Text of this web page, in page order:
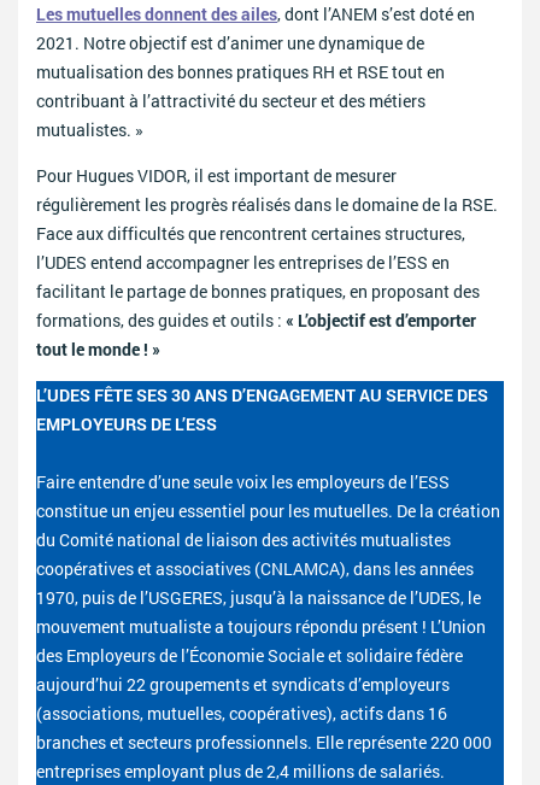
Les mutuelles donnent des ailes, dont l’ANEM s’est doté en
2021. Notre objectif est d’animer une dynamique de
mutualisation des bonnes pratiques RH et RSE tout en
contribuant à l’attractivité du secteur et des métiers
mutualistes. »
Pour Hugues VIDOR, il est important de mesurer
régulièrement les progrès réalisés dans le domaine de la RSE.
Face aux difficultés que rencontrent certaines structures,
l’UDES entend accompagner les entreprises de l’ESS en
facilitant le partage de bonnes pratiques, en proposant des
formations, des guides et outils : « L’objectif est d’emporter
tout le monde ! »
L’UDES FÊTE SES 30 ANS D’ENGAGEMENT AU SERVICE DES
EMPLOYEURS DE L’ESS
Faire entendre d’une seule voix les employeurs de l’ESS
constitue un enjeu essentiel pour les mutuelles. De la création
du Comité national de liaison des activités mutualistes
coopératives et associatives (CNLAMCA), dans les années
1970, puis de l’USGERES, jusqu’à la naissance de l’UDES, le
mouvement mutualiste a toujours répondu présent ! L’Union
des Employeurs de l’Économie Sociale et solidaire fédère
aujourd’hui 22 groupements et syndicats d’employeurs
(associations, mutuelles, coopératives), actifs dans 16
branches et secteurs professionnels. Elle représente 220 000
entreprises employant plus de 2,4 millions de salariés.